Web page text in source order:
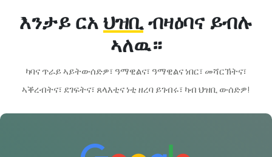
እንታይ ርአ ህዝቢ ብዛዕባና ይብሉ
ኣለዉ።
ካባና ጥራይ ኣይትውሰድዎ፣ ዓማዊልና፣ ዓማዊልና ነበር፣ መሻርኽትና፣
ኣቕረብትና፣ ደገፍትና፣ ጸላእቲና ነቲ ዘረባ ይገብሩ፣ ካብ ህዝቢ ውሰድዎ!